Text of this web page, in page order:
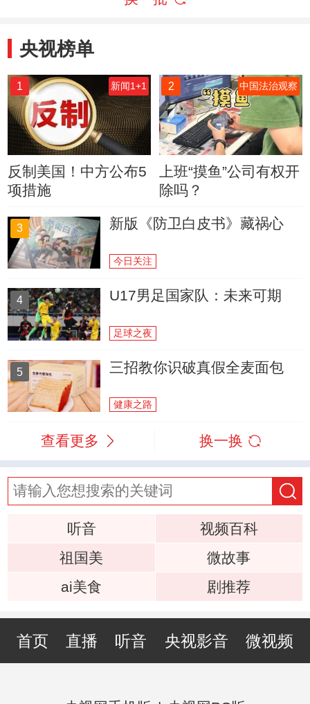
央视榜单
1 新闻1+1
反制美国！中方公布5
项措施
2 中国法治观察
上班“摸鱼”公司有权开
除吗？
3 新版《防卫白皮书》藏祸心
今日关注
4 U17男足国家队：未来可期
足球之夜
5 三招教你识破真假全麦面包
健康之路
查看更多 换一换
听音
视频百科
祖国美
微故事
ai美食
剧推荐
首页 直播 听音 央视影音 微视频